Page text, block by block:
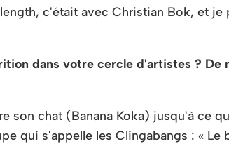
c'était avec Christian Bok, et
dans votre cercle d'artistes ?
son chat (Banana Koka) jusqu'à ce
qui s'appelle les Clingabangs : « Le